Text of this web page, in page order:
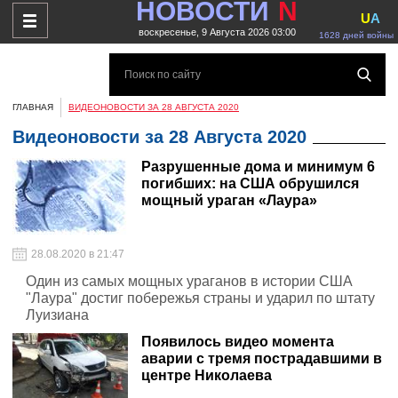
НОВОСТИ N
воскресенье, 9 Августа 2026 03:00 1628 дней войны
UA
ГЛАВНАЯ ВИДЕОНОВОСТИ ЗА 28 АВГУСТА 2020
Видеоновости за 28 Августа 2020
Разрушенные дома и минимум 6
погибших: на США обрушился
мощный ураган «Лаура»
28.08.2020 в 21:47
Один из самых мощных ураганов в истории США
"Лаура" достиг побережья страны и ударил по штату
Луизиана
Появилось видео момента
аварии с тремя пострадавшими в
центре Николаева